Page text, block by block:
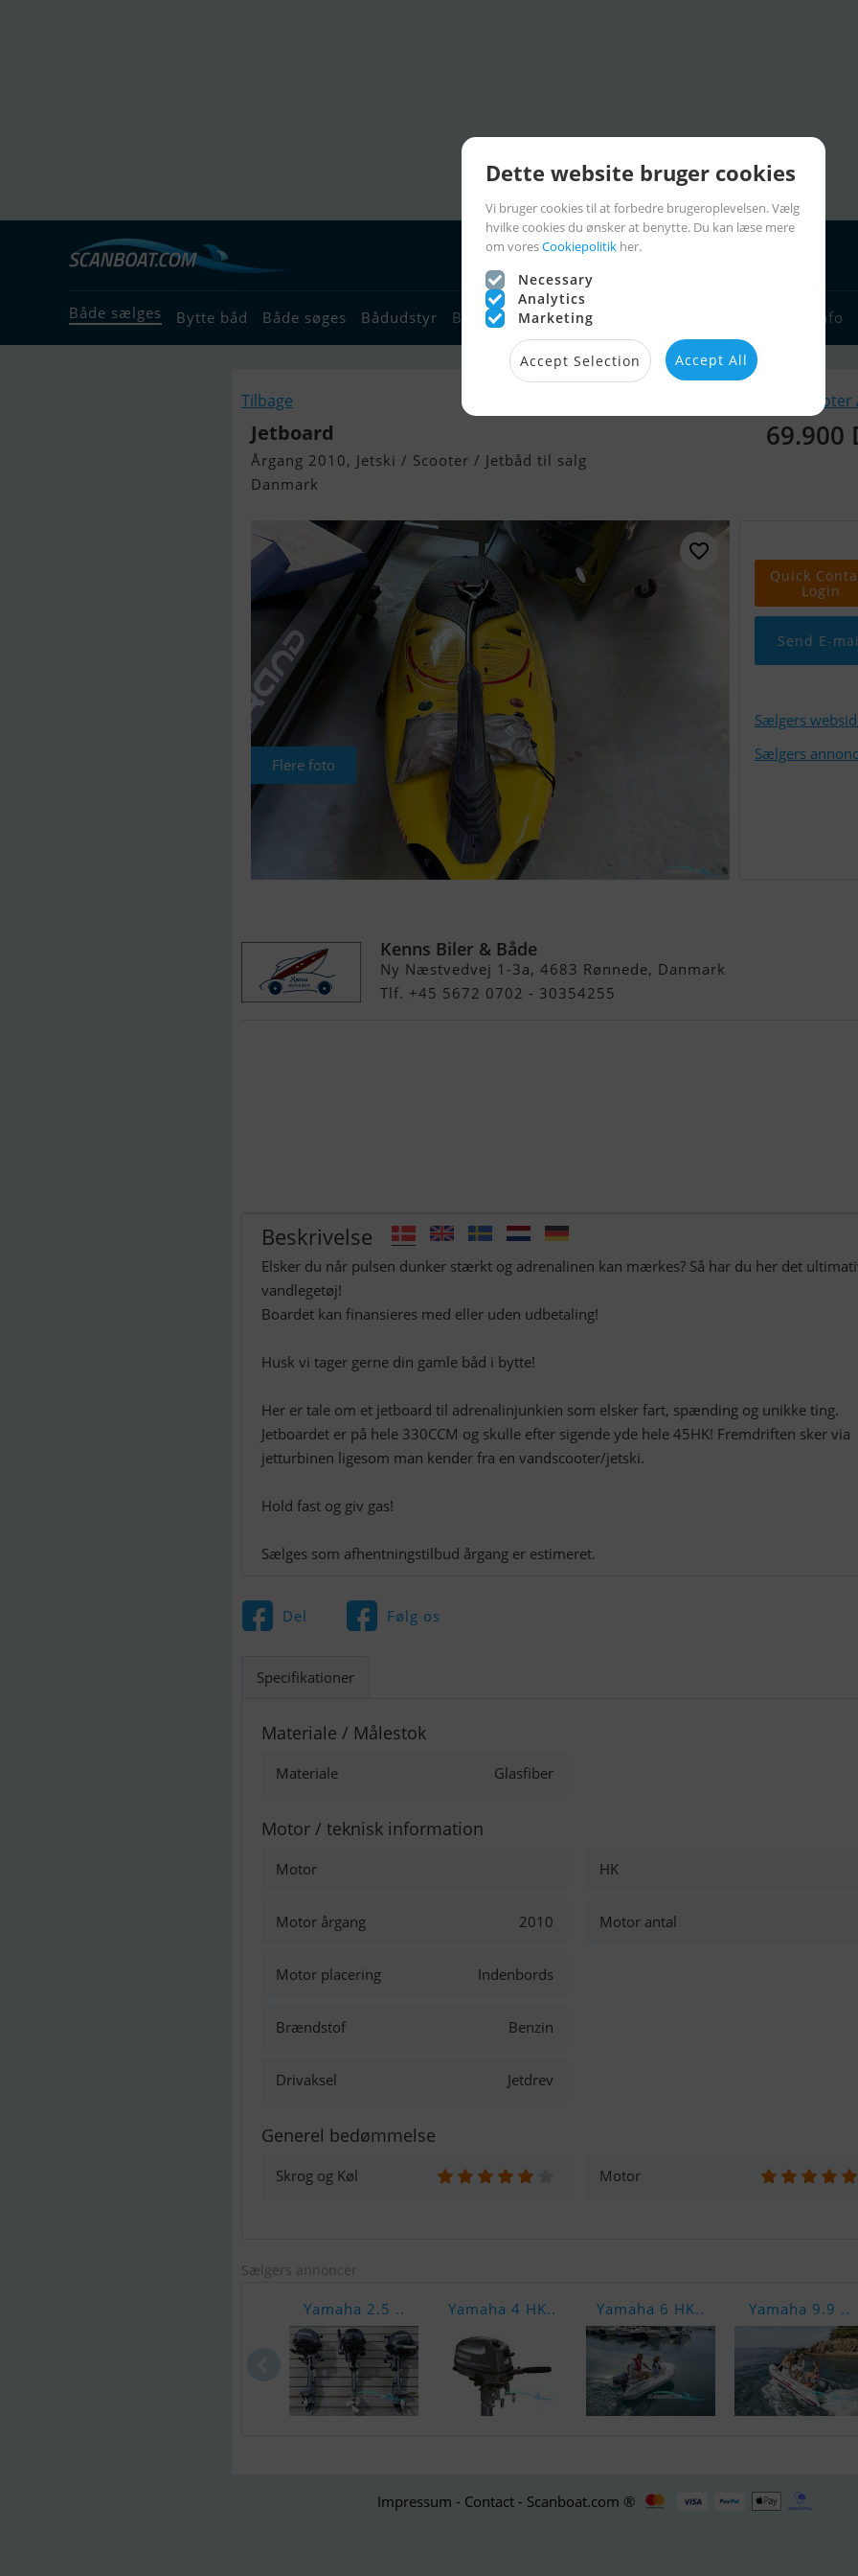
Både sælges Bytte båd Både søges Bådudstyr Bådforhandlere Sejlerlinks Sejlerinfo
Tilbage Lignende Jetski /
Jetboard
Årgang 2010, Jetski / Scooter / Jetbåd til salg
Danmark
69.900
Flere foto
Quick
Login
Send E-
Sælgers
Sælgers
Kenns Biler & Både
Ny Næstvedvej 1-3a, 4683 Rønnede, Danmark
Tlf. +45 5672 0702 - 30354255
Beskrivelse
Elsker du når pulsen dunker stærkt og adrenalinen kan mærkes? Så har du her det
vandlegetøj!
Boardet kan finansieres med eller uden udbetaling!
Husk vi tager gerne din gamle båd i bytte!
Her er tale om et jetboard til adrenalinjunkien som elsker fart, spænding og unikke ting.
Jetboardet er på hele 330CCM og skulle efter sigende yde hele 45HK! Fremdriften sker via
jetturbinen ligesom man kender fra en vandscooter/jetski.
Hold fast og giv gas!
Sælges som afhentningstilbud årgang er estimeret.
Del Følg os
Specifikationer
Materiale / Målestok
Materiale Glasfiber
Motor / teknisk information
Motor HK
Motor årgang 2010 Motor antal
Motor placering Indenbords
Brændstof Benzin
Drivaksel Jetdrev
Generel bedømmelse
Skrog og Køl Motor
Sælgers annoncer
Yamaha 2.5 .. Yamaha 4 HK.. Yamaha 6 HK.. Yamaha 9.9 ..
Impressum - Contact - Scanboat.com ®
Dette website bruger cookies
Vi bruger cookies til at forbedre brugeroplevelsen. Vælg
hvilke cookies du ønsker at benytte. Du kan læse mere
om voresCookiepolitik her.
Necessary
Analytics
Marketing
Accept Selection Accept All